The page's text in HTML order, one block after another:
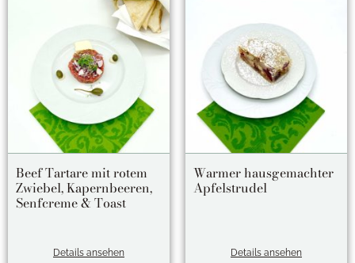
Beef Tartare mit rotem
Zwiebel, Kapernbeeren,
Senfcreme & Toast
Details ansehen
Warmer hausgemachter
Apfelstrudel
Details ansehen